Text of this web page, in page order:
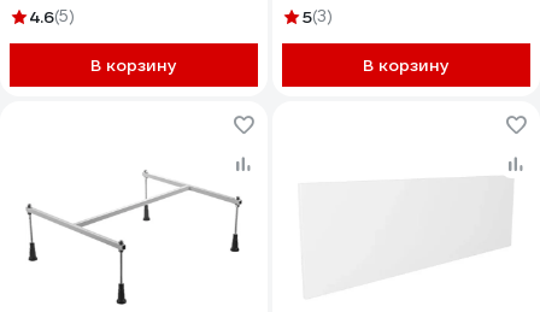
4.6(5)
В корзину
1212166
5(3)
В корзину